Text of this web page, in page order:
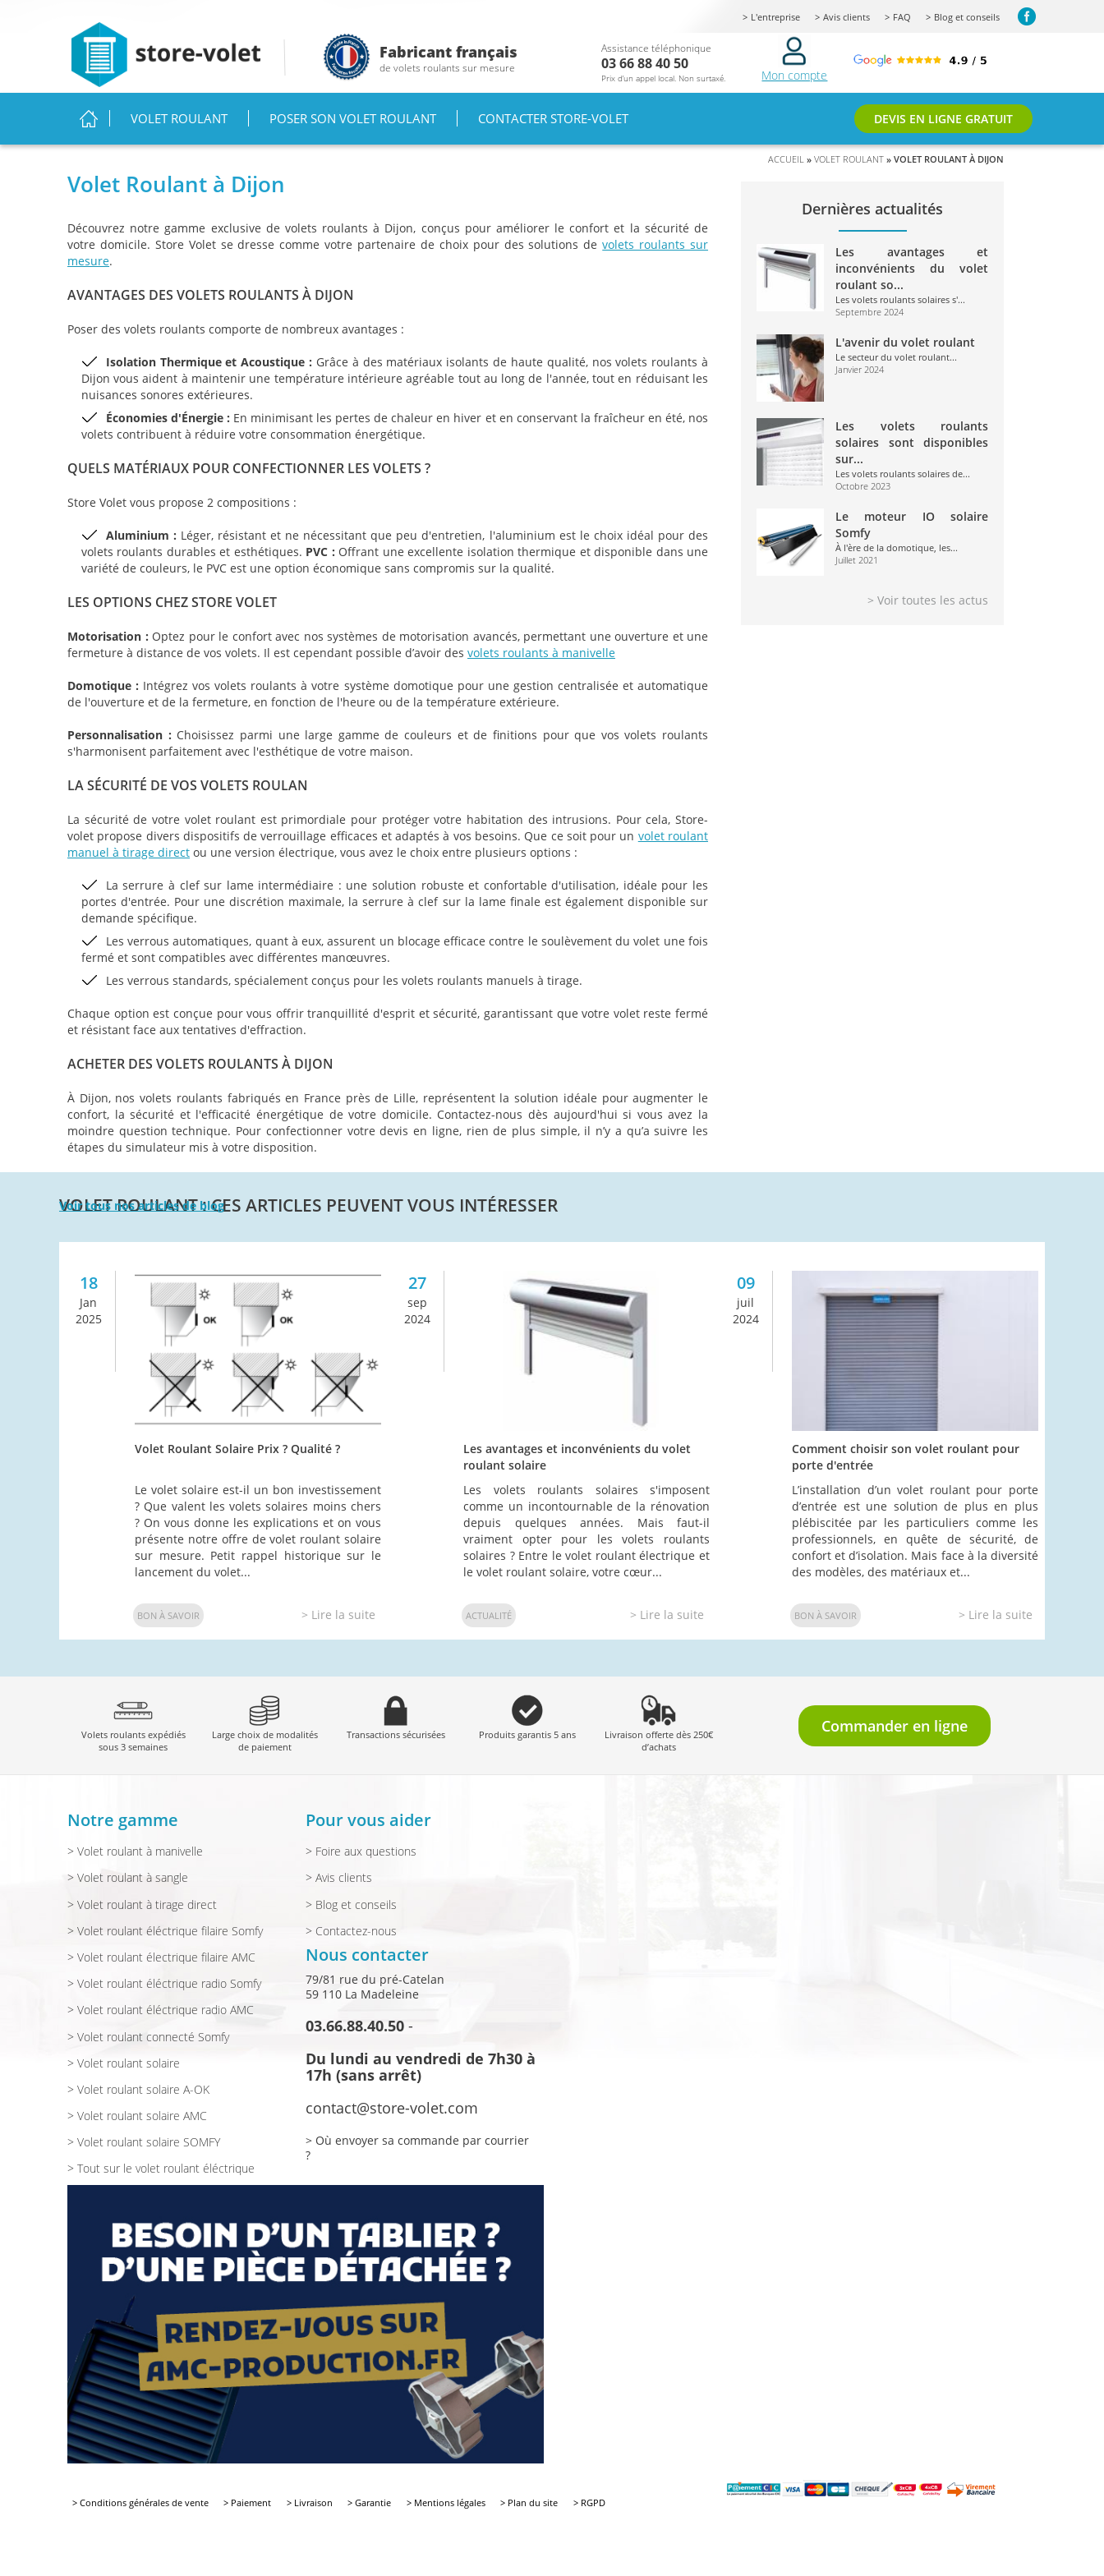
Fabricant français
de volets roulants sur mesure
L'entreprise Avis clients FAQ Blog et conseils
Assistance téléphonique
03 66 88 40 50
Prix d’un appel local. Non surtaxé. Mon compte
VOLET ROULANT
POSER SON VOLET ROULANT CONTACTER STORE-VOLET DEVIS EN LIGNE GRATUIT
Vous êtes ici ACCUEIL » VOLET ROULANT » VOLET ROULANT À DIJON
Volet Roulant à Dijon
Découvrez notre gamme exclusive de volets roulants à Dijon, conçus pour améliorer le confort et la sécurité de
votre domicile. Store Volet se dresse comme votre partenaire de choix pour des solutions devolets roulants sur
mesure.
AVANTAGES DES VOLETS ROULANTS À DIJON
Poser des volets roulants comporte de nombreux avantages :
Isolation Thermique et Acoustique : Grâce à des matériaux isolants de haute qualité, nos volets roulants à
Dijon vous aident à maintenir une température intérieure agréable tout au long de l'année, tout en réduisant les
nuisances sonores extérieures.
Économies d'Énergie : En minimisant les pertes de chaleur en hiver et en conservant la fraîcheur en été, nos
volets contribuent à réduire votre consommation énergétique.
QUELS MATÉRIAUX POUR CONFECTIONNER LES VOLETS ?
Store Volet vous propose 2 compositions :
Aluminium : Léger, résistant et ne nécessitant que peu d'entretien, l'aluminium est le choix idéal pour des
volets roulants durables et esthétiques. PVC : Offrant une excellente isolation thermique et disponible dans une
variété de couleurs, le PVC est une option économique sans compromis sur la qualité.
LES OPTIONS CHEZ STORE VOLET
Motorisation : Optez pour le confort avec nos systèmes de motorisation avancés, permettant une ouverture et une
fermeture à distance de vos volets. Il est cependant possible d’avoir des volets roulants à manivelle
Domotique : Intégrez vos volets roulants à votre système domotique pour une gestion centralisée et automatique
de l'ouverture et de la fermeture, en fonction de l'heure ou de la température extérieure.
Personnalisation : Choisissez parmi une large gamme de couleurs et de finitions pour que vos volets roulants
s'harmonisent parfaitement avec l'esthétique de votre maison.
LA SÉCURITÉ DE VOS VOLETS ROULAN
La sécurité de votre volet roulant est primordiale pour protéger votre habitation des intrusions. Pour cela, Store-
volet propose divers dispositifs de verrouillage efficaces et adaptés à vos besoins. Que ce soit pour un volet roulant
manuel à tirage direct ou une version électrique, vous avez le choix entre plusieurs options :
La serrure à clef sur lame intermédiaire : une solution robuste et confortable d'utilisation, idéale pour les
portes d'entrée. Pour une discrétion maximale, la serrure à clef sur la lame finale est également disponible sur
demande spécifique.
Les verrous automatiques, quant à eux, assurent un blocage efficace contre le soulèvement du volet une fois
fermé et sont compatibles avec différentes manœuvres.
Les verrous standards, spécialement conçus pour les volets roulants manuels à tirage.
Chaque option est conçue pour vous offrir tranquillité d'esprit et sécurité, garantissant que votre volet reste fermé
et résistant face aux tentatives d'effraction.
ACHETER DES VOLETS ROULANTS À DIJON
À Dijon, nos volets roulants fabriqués en France près de Lille, représentent la solution idéale pour augmenter le
confort, la sécurité et l'efficacité énergétique de votre domicile. Contactez-nous dès aujourd'hui si vous avez la
moindre question technique. Pour confectionner votre devis en ligne, rien de plus simple, il n’y a qu’a suivre les
étapes du simulateur mis à votre disposition.
Dernières actualités
Les avantages et
inconvénients du volet
roulant so...
Les volets roulants solaires s'...
Septembre 2024
L'avenir du volet roulant
Le secteur du volet roulant...
Janvier 2024
Les volets roulants
solaires sont disponibles
sur...
Les volets roulants solaires de...
Octobre 2023
Le moteur IO solaire
Somfy
À l'ère de la domotique, les...
Juillet 2021
> Voir toutes les actus
VOLET ROULANT : CES ARTICLES PEUVENT VOUS INTÉRESSER
Voir tous nos articles de blog
18
Jan
2025
Volet Roulant Solaire Prix ? Qualité ?
Le volet solaire est-il un bon investissement
? Que valent les volets solaires moins chers
? On vous donne les explications et on vous
présente notre offre de volet roulant solaire
sur mesure. Petit rappel historique sur le
lancement du volet...
BON À SAVOIR > Lire la suite
27
sep
2024
Les avantages et inconvénients du volet
roulant solaire
Les volets roulants solaires s'imposent
comme un incontournable de la rénovation
depuis quelques années. Mais faut-il
vraiment opter pour les volets roulants
solaires ? Entre le volet roulant électrique et
le volet roulant solaire, votre cœur...
ACTUALITÉ > Lire la suite
09
juil
2024
Comment choisir son volet roulant pour
porte d'entrée
L’installation d’un volet roulant pour porte
d’entrée est une solution de plus en plus
plébiscitée par les particuliers comme les
professionnels, en quête de sécurité, de
confort et d’isolation. Mais face à la diversité
des modèles, des matériaux et...
BON À SAVOIR > Lire la suite
Volets roulants expédiés
sous 3 semaines
Large choix de modalités
de paiement
Transactions sécurisées Produits garantis 5 ans
Livraison offerte dès 250€
d’achats
Commander en ligne
Notre gamme
> Volet roulant à manivelle
> Volet roulant à sangle
> Volet roulant à tirage direct
> Volet roulant éléctrique filaire Somfy
> Volet roulant électrique filaire AMC
> Volet roulant éléctrique radio Somfy
> Volet roulant éléctrique radio AMC
> Volet roulant connecté Somfy
> Volet roulant solaire
> Volet roulant solaire A-OK
> Volet roulant solaire AMC
> Volet roulant solaire SOMFY
> Tout sur le volet roulant éléctrique
Pour vous aider
> Foire aux questions
> Avis clients
> Blog et conseils
> Contactez-nous
Nous contacter
79/81 rue du pré-Catelan
59 110 La Madeleine
03.66.88.40.50 -
Du lundi au vendredi de 7h30 à
17h (sans arrêt)
contact@store-volet.com
> Où envoyer sa commande par courrier
?
> Conditions générales de vente > Paiement > Livraison > Garantie > Mentions légales > Plan du site > RGPD